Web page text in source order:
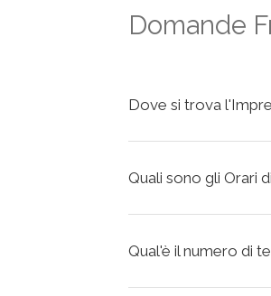
Domande
Dove si trova
Quali sono gli Orari
Qual'è il numero di